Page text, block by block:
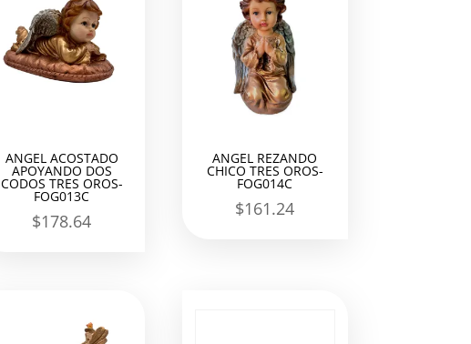
ANGEL ACOSTADO
APOYANDO DOS
CODOS TRES OROS-
FOG013C
$178.64
ANGEL REZANDO
CHICO TRES OROS-
FOG014C
$161.24